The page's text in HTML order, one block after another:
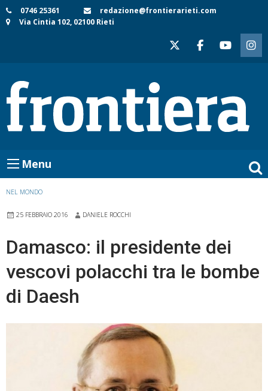
Skip
to
0746 25361
redazione@frontierarieti.com
Via Cintia 102, 02100 Rieti
Menu
NEL MONDO
25 FEBBRAIO 2016 DANIELE ROCCHI
Damasco: il presidente dei
vescovi polacchi tra le bombe
di Daesh